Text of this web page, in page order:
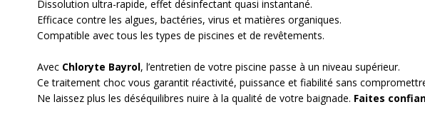
Dissolution ultra-rapide, effet désinfectant quasi instantané.
Efficace contre les algues, bactéries, virus et matières organiques.
Compatible avec tous les types de piscines et de revêtements.
Avec Chloryte Bayrol, l’entretien de votre piscine passe à un niveau supérieur.
Ce traitement choc vous garantit réactivité, puissance et fiabilité sans
Ne laissez plus les déséquilibres nuire à la qualité de votre baignade. Faites